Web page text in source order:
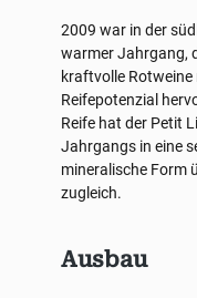
2009 war in der
warmer Jahrgang,
kraftvolle
Reifepotenzial
Reife hat der Petit
Jahrgangs in eine
mineralische Form
zugleich.
Ausbau